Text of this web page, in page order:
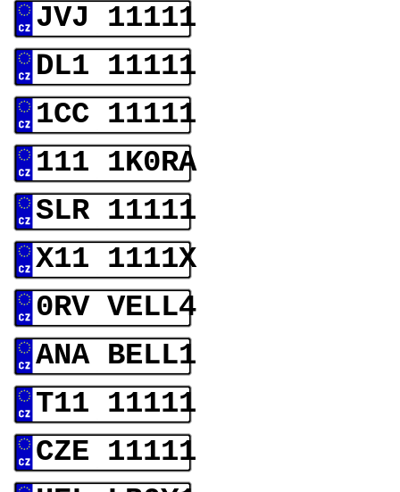
JVJ 11111
DL1 11111
1CC 11111
111 1K0RA
SLR 11111
X11 1111X
0RV VELL4
ANA BELL1
T11 11111
CZE 11111